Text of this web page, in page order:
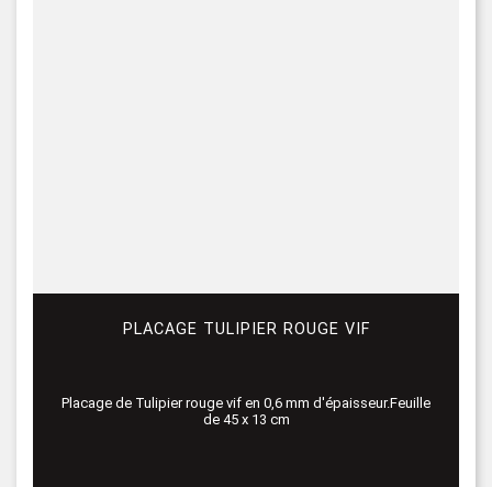
PLACAGE TULIPIER ROUGE VIF
Placage de Tulipier rouge vif en 0,6 mm d'épaisseur.Feuille
de 45 x 13 cm